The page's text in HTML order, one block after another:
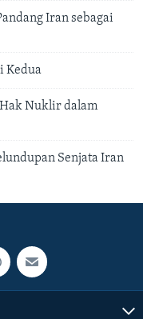
Iran sebagai
Kedua
Nuklir dalam
Senjata Iran